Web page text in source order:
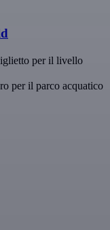
per il livello
per il parco acquatico